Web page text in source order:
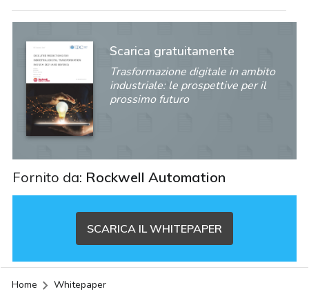
Scarica gratuitamente
Trasformazione digitale in ambito
industriale: le prospettive per il
prossimo futuro
Fornito da: Rockwell Automation
SCARICA IL WHITEPAPER
Home Whitepaper